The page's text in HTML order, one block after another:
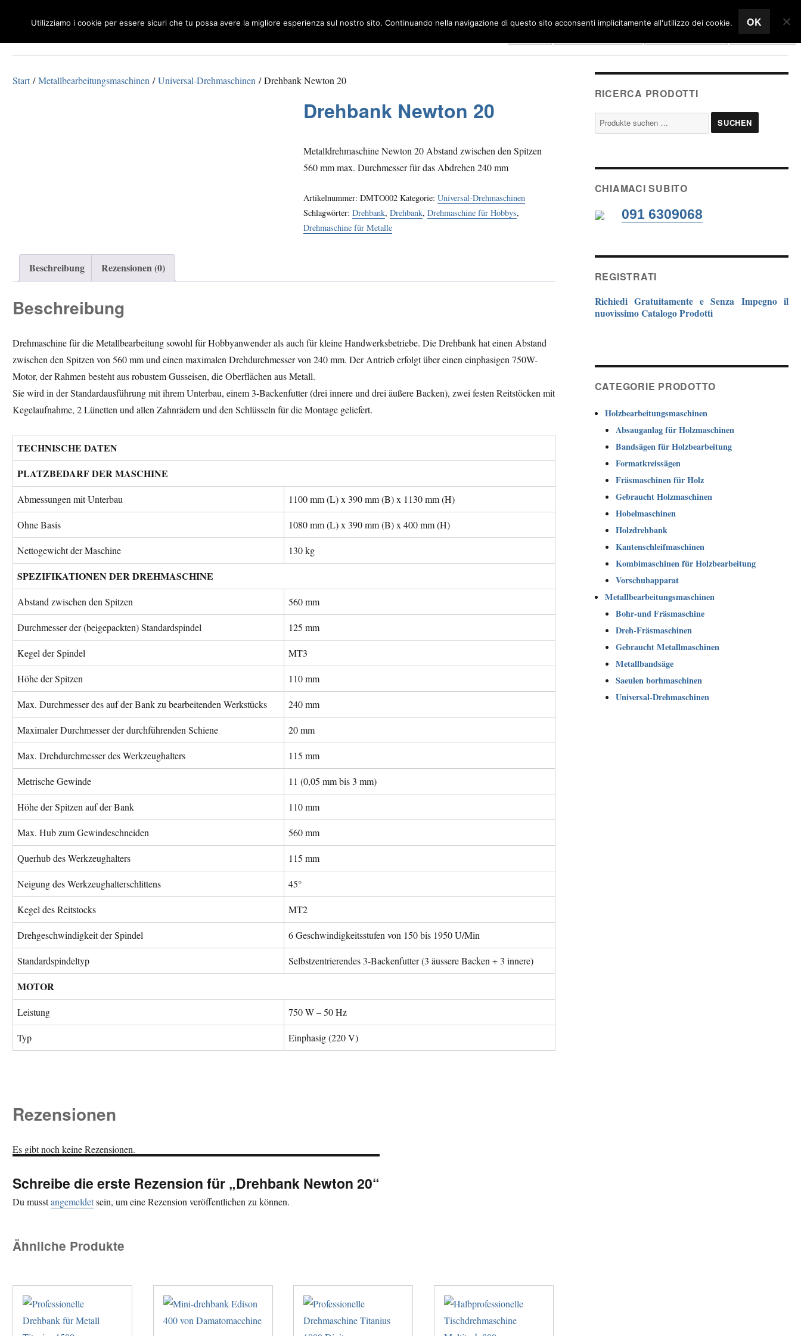
Tecnosuisse
Unternehmen Deutsch
Start/Metallbearbeitungsmaschinen /Universal-Drehmaschinen / Drehbank Newton 20
Drehbank Newton 20
Metalldrehmaschine Newton 20 Abstand zwischen den Spitzen
560 mm max. Durchmesser für das Abdrehen 240 mm
Artikelnummer:DMTO002 Kategorie:Universal-Drehmaschinen
Schlagwörter:Drehbank,Drehbank,Drehmaschine für Hobbys,
Drehmaschine für Metalle
Beschreibung Rezensionen (0)
Beschreibung
Drehmaschine für die Metallbearbeitung sowohl für Hobbyanwender als auch für kleine Handwerksbetriebe. Die Drehbank hat einen Abstand
zwischen den Spitzen von 560 mm und einen maximalen Drehdurchmesser von 240 mm. Der Antrieb erfolgt über einen einphasigen 750W-
Motor, der Rahmen besteht aus robustem Gusseisen, die Oberflächen aus Metall.
Sie wird in der Standardausführung mit ihrem Unterbau, einem 3-Backenfutter (drei innere und drei äußere Backen), zwei festen Reitstöcken mit
Kegelaufnahme, 2 Lünetten und allen Zahnrädern und den Schlüsseln für die Montage geliefert.
TECHNISCHE DATEN
PLATZBEDARF DER MASCHINE
Abmessungen mit Unterbau 1100 mm (L) x 390 mm (B) x 1130 mm (H)
Ohne Basis 1080 mm (L) x 390 mm (B) x 400 mm (H)
Nettogewicht der Maschine 130 kg
SPEZIFIKATIONEN DER DREHMASCHINE
Abstand zwischen den Spitzen 560 mm
Durchmesser der (beigepackten) Standardspindel 125 mm
Kegel der Spindel MT3
Höhe der Spitzen 110 mm
Max. Durchmesser des auf der Bank zu bearbeitenden Werkstücks 240 mm
Maximaler Durchmesser der durchführenden Schiene 20 mm
Max. Drehdurchmesser des Werkzeughalters 115 mm
Metrische Gewinde 11 (0,05 mm bis 3 mm)
Höhe der Spitzen auf der Bank 110 mm
Max. Hub zum Gewindeschneiden 560 mm
Querhub des Werkzeughalters 115 mm
Neigung des Werkzeughalterschlittens 45°
Kegel des Reitstocks MT2
Drehgeschwindigkeit der Spindel 6 Geschwindigkeitsstufen von 150 bis 1950 U/Min
Standardspindeltyp Selbstzentrierendes 3-Backenfutter (3 äussere Backen + 3 innere)
MOTOR
Leistung 750 W – 50 Hz
Typ Einphasig (220 V)
Rezensionen
Es gibt noch keine Rezensionen.
Schreibe die erste Rezension für „Drehbank Newton 20“
Du musstangemeldetsein, um eine Rezension veröffentlichen zu können.
Ähnliche Produkte
RICERCA PRODOTTI
Suche
SUCHEN
CHIAMACI SUBITO
091 6309068
REGISTRATI
Richiedi Gratuitamente e Senza Impegno il
nuovissimo Catalogo Prodotti
CATEGORIE PRODOTTO
Holzbearbeitungsmaschinen
Absauganlag für Holzmaschinen
Bandsägen für Holzbearbeitung
Formatkreissägen
Fräsmaschinen für Holz
Gebraucht Holzmaschinen
Hobelmaschinen
Holzdrehbank
Kantenschleifmaschinen
Kombimaschinen für Holzbearbeitung
Vorschubapparat
Metallbearbeitungsmaschinen
Bohr-und Fräsmaschine
Dreh-Fräsmaschinen
Gebraucht Metallmaschinen
Metallbandsäge
Saeulen borhmaschinen
Universal-Drehmaschinen
Utilizziamo i cookie per essere sicuri che tu possa avere la migliore esperienza sul nostro sito. Continuando nella navigazione di questo sito acconsenti implicitamente all'utilizzo dei cookie. OK